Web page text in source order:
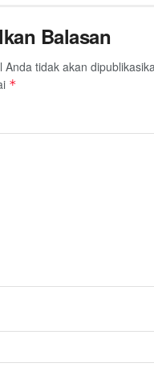
Balasan
Anda tidak akan
*